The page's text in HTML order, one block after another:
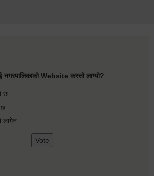
नगरपालिकाको Website कस्तो लाग्यो?
छ
छ
लागेन